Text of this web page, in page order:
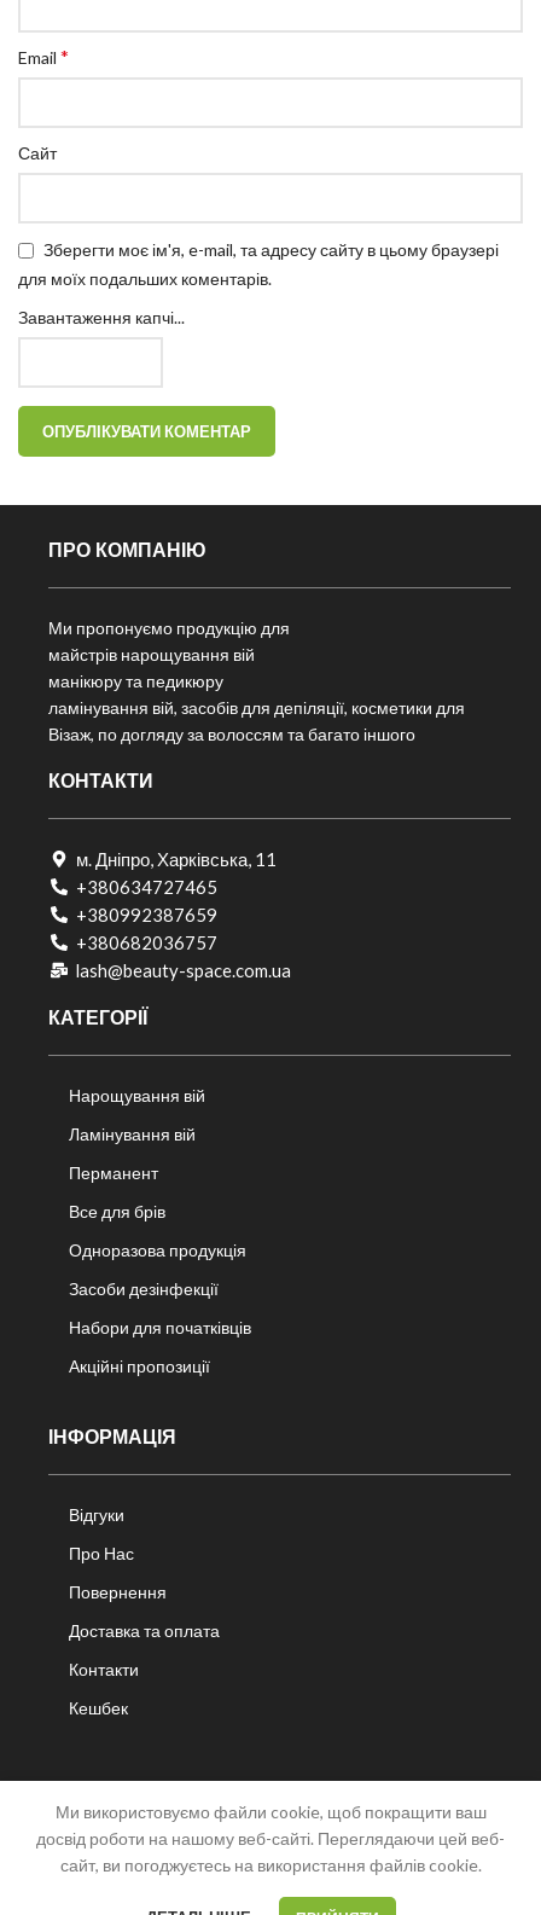
Email *
Сайт
Зберегти моє ім'я, e-mail, та адресу сайту в цьому браузері
для моїх подальших коментарів.
Завантаження капчі...
ПРО КОМПАНІЮ
Ми пропонуємо продукцію для
майстрів нарощування вій
манікюру та педикюру
ламінування вій, засобів для депіляції, косметики для
Візаж, по догляду за волоссям та багато іншого
КОНТАКТИ
м. Дніпро, Харківська, 11
+380634727465
+380992387659
+380682036757​
lash@beauty-space.com.ua
КАТЕГОРІЇ
Нарощування вій
Ламінування вій
Перманент
Все для брів
Одноразова продукція
Засоби дезінфекції
Набори для початківців
Акційні пропозиції
ІНФОРМАЦІЯ
Відгуки
Про Нас
Повернення
Доставка та оплата
Контакти
Кешбек
Ми використовуємо файли cookie, щоб покращити ваш
досвід роботи на нашому веб-сайті. Переглядаючи цей веб-
сайт, ви погоджуєтесь на використання файлів cookie.